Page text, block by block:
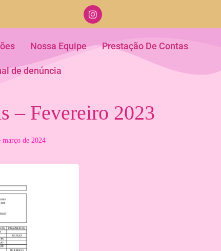
Nossa Equipe Prestação De Contas
de denúncia
– Fevereiro 2023
março de 2024